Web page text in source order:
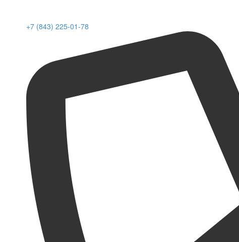
+7 (843) 225-01-78